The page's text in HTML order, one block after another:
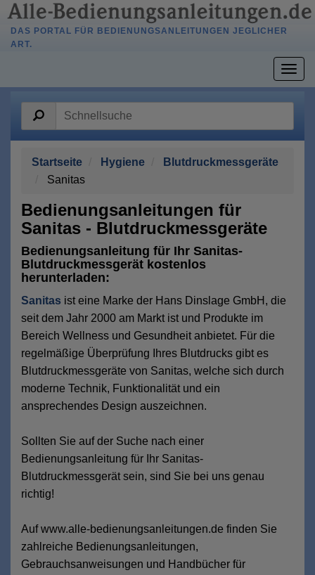
DAS PORTAL FÜR BEDIENUNGSANLEITUNGEN JEGLICHER
ART.
Startseite Hygiene
Blutdruckmessgeräte
Sanitas
Bedienungsanleitungen für
Sanitas - Blutdruckmessgeräte
Bedienungsanleitung für Ihr Sanitas-
Blutdruckmessgerät kostenlos
herunterladen:
Sanitas ist eine Marke der Hans Dinslage GmbH, die
seit dem Jahr 2000 am Markt ist und Produkte im
Bereich Wellness und Gesundheit anbietet. Für die
regelmäßige Überprüfung Ihres Blutdrucks gibt es
Blutdruckmessgeräte von Sanitas, welche sich durch
moderne Technik, Funktionalität und ein
ansprechendes Design auszeichnen.
Sollten Sie auf der Suche nach einer
Bedienungsanleitung für Ihr Sanitas-
Blutdruckmessgerät sein, sind Sie bei uns genau
richtig!
Auf www.alle-bedienungsanleitungen.de finden Sie
zahlreiche Bedienungsanleitungen,
Gebrauchsanweisungen und Handbücher für